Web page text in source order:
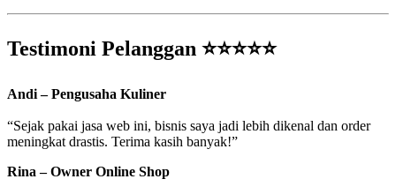
Testimoni Pelanggan ⭐⭐⭐⭐⭐
Andi – Pengusaha Kuliner
“Sejak pakai jasa web ini, bisnis saya jadi lebih dikenal dan order
meningkat drastis. Terima kasih banyak!”
Rina – Owner Online Shop